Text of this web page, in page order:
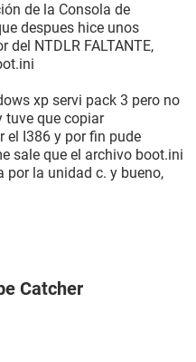
de la Consola de
despues hice unos
del NTDLR FALTANTE,
xp servi pack 3 pero no
tuve que copiar
el I386 y por fin pude
sale que el archivo boot.ini
por la unidad c. y bueno,
Catcher